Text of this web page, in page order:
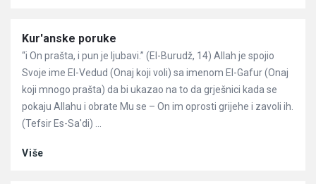
Članci
Kur'anske poruke
“i On prašta, i pun je ljubavi.” (El-Burudž, 14) Allah je spojio
Svoje ime El-Vedud (Onaj koji voli) sa imenom El-Gafur (Onaj
koji mnogo prašta) da bi ukazao na to da grješnici kada se
pokaju Allahu i obrate Mu se – On im oprosti grijehe i zavoli ih.
(Tefsir Es-Sa'di) ...
Više